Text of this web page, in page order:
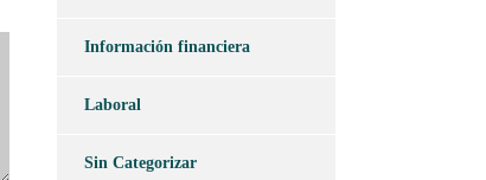
Información financiera
Laboral
Sin Categorizar